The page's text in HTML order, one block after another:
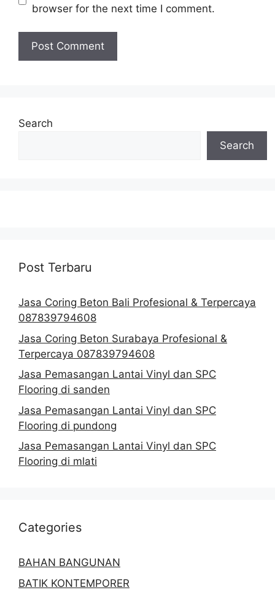
browser for the next time I comment.
Search
Search
Post Terbaru
Jasa Coring Beton Bali Profesional & Terpercaya
087839794608
Jasa Coring Beton Surabaya Profesional &
Terpercaya 087839794608
Jasa Pemasangan Lantai Vinyl dan SPC
Flooring di sanden
Jasa Pemasangan Lantai Vinyl dan SPC
Flooring di pundong
Jasa Pemasangan Lantai Vinyl dan SPC
Flooring di mlati
Categories
BAHAN BANGUNAN
BATIK KONTEMPORER